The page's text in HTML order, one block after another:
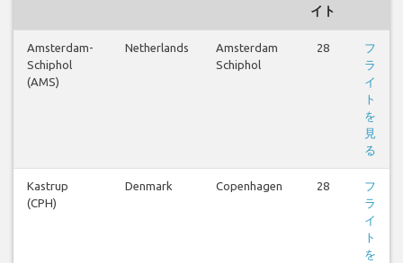
イト
Amsterdam-
Schiphol
(AMS)
Netherlands
Amsterdam
Schiphol
28
フ
ラ
イ
ト
を
見
る
Kastrup
(CPH)
Denmark Copenhagen 28
フ
ラ
イ
ト
を